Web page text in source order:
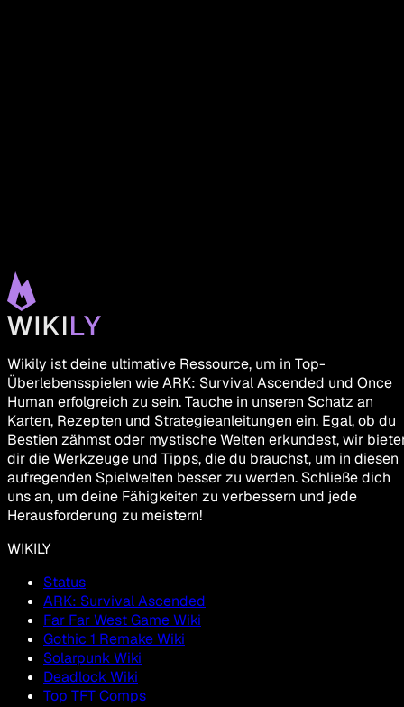
Wikily ist deine ultimative Ressource, um in Top-
Überlebensspielen wie ARK: Survival Ascended und Once
Human erfolgreich zu sein. Tauche in unseren Schatz an
Karten, Rezepten und Strategieanleitungen ein. Egal, ob du
Bestien zähmst oder mystische Welten erkundest, wir
dir die Werkzeuge und Tipps, die du brauchst, um in diesen
aufregenden Spielwelten besser zu werden. Schließe dich
uns an, um deine Fähigkeiten zu verbessern und jede
Herausforderung zu meistern!
WIKILY
Status
ARK: Survival Ascended
Far Far West Game Wiki
Gothic 1 Remake Wiki
Solarpunk Wiki
Deadlock Wiki
Top TFT Comps